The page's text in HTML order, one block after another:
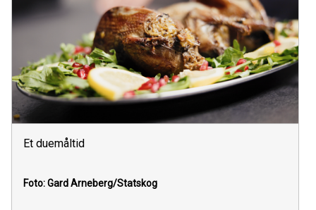
Et duemåltid
Foto: Gard Arneberg/Statskog